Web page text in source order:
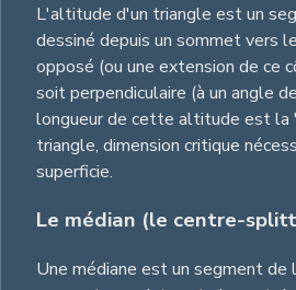
L'altitude d'un triangle est un
dessiné depuis un sommet vers
opposé (ou une extension de ce
soit perpendiculaire (à un angle
longueur de cette altitude est la
triangle, dimension critique
superficie.
Le médian (le centre-
Une médiane est un segment de